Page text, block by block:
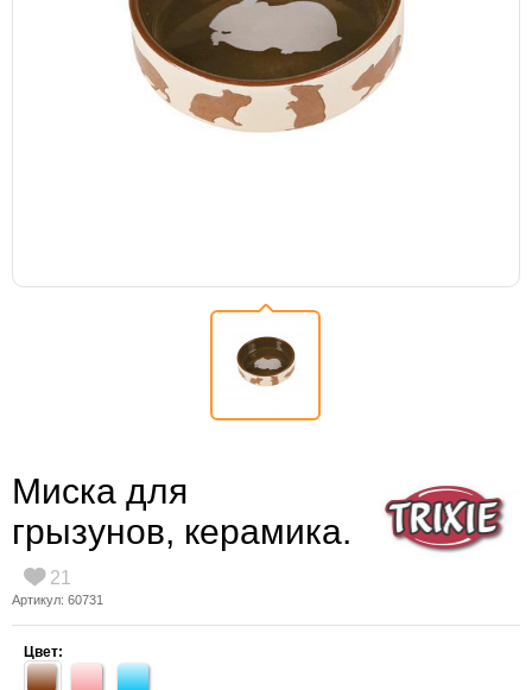
Миска для
грызунов, керамика.
21
Артикул: 60731
Цвет: